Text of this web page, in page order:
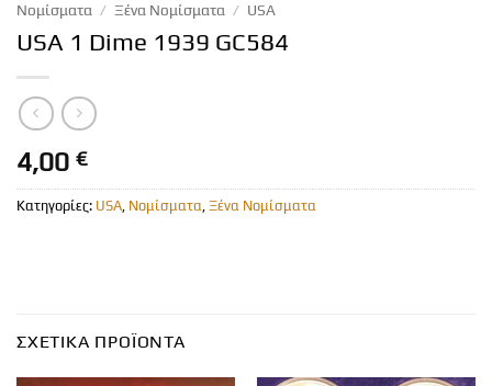
Νομίσματα / Ξένα Νομίσματα / USA
USA 1 Dime 1939 GC584
4,00 €
Κατηγορίες: USA Νομίσματα Ξένα Νομίσματα
ΣΧΕΤΙΚΆ ΠΡΟΪΌΝΤΑ